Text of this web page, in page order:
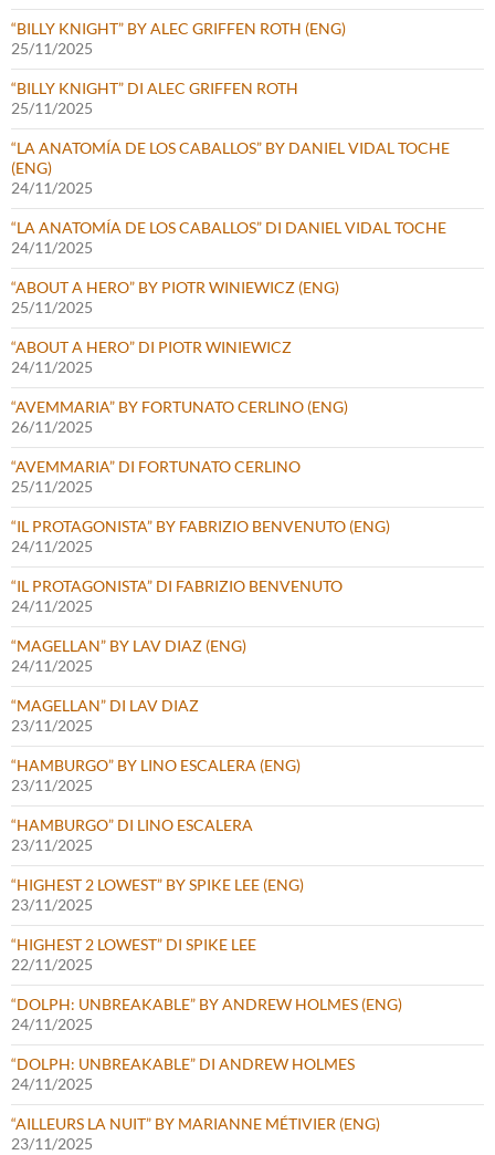
“BILLY KNIGHT” BY ALEC GRIFFEN ROTH (ENG)
25/11/2025
“BILLY KNIGHT” DI ALEC GRIFFEN ROTH
25/11/2025
“LA ANATOMÍA DE LOS CABALLOS” BY DANIEL VIDAL TOCHE
(ENG)
24/11/2025
“LA ANATOMÍA DE LOS CABALLOS” DI DANIEL VIDAL TOCHE
24/11/2025
“ABOUT A HERO” BY PIOTR WINIEWICZ (ENG)
25/11/2025
“ABOUT A HERO” DI PIOTR WINIEWICZ
24/11/2025
“AVEMMARIA” BY FORTUNATO CERLINO (ENG)
26/11/2025
“AVEMMARIA” DI FORTUNATO CERLINO
25/11/2025
“IL PROTAGONISTA” BY FABRIZIO BENVENUTO (ENG)
24/11/2025
“IL PROTAGONISTA” DI FABRIZIO BENVENUTO
24/11/2025
“MAGELLAN” BY LAV DIAZ (ENG)
24/11/2025
“MAGELLAN” DI LAV DIAZ
23/11/2025
“HAMBURGO” BY LINO ESCALERA (ENG)
23/11/2025
“HAMBURGO” DI LINO ESCALERA
23/11/2025
“HIGHEST 2 LOWEST” BY SPIKE LEE (ENG)
23/11/2025
“HIGHEST 2 LOWEST” DI SPIKE LEE
22/11/2025
“DOLPH: UNBREAKABLE” BY ANDREW HOLMES (ENG)
24/11/2025
“DOLPH: UNBREAKABLE” DI ANDREW HOLMES
24/11/2025
“AILLEURS LA NUIT” BY MARIANNE MÉTIVIER (ENG)
23/11/2025